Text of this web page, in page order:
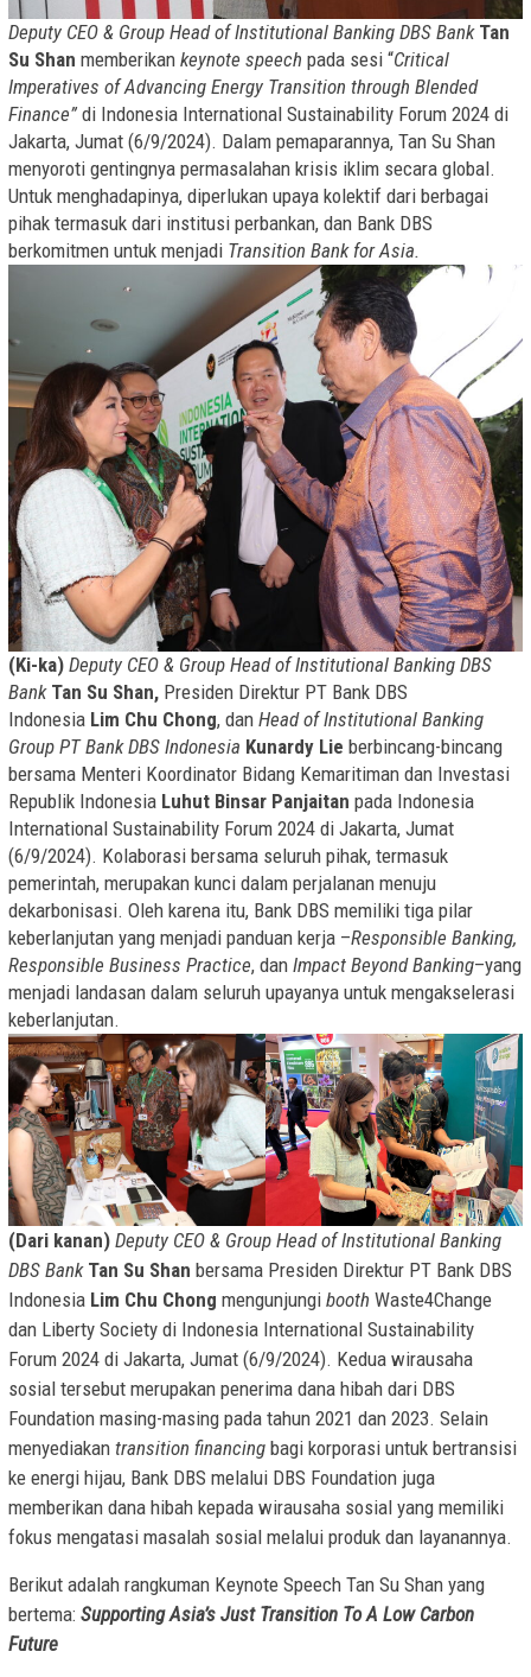
Deputy CEO & Group Head of Institutional Banking DBS Bank Tan
Su Shan memberikan keynote speech pada sesi “Critical
Imperatives of Advancing Energy Transition through Blended
Finance” di Indonesia International Sustainability Forum 2024 di
Jakarta, Jumat (6/9/2024). Dalam pemaparannya, Tan Su Shan
menyoroti gentingnya permasalahan krisis iklim secara global.
Untuk menghadapinya, diperlukan upaya kolektif dari berbagai
pihak termasuk dari institusi perbankan, dan Bank DBS
berkomitmen untuk menjadi Transition Bank for Asia.
(Ki-ka) Deputy CEO & Group Head of Institutional Banking DBS
Bank Tan Su Shan, Presiden Direktur PT Bank DBS
Indonesia Lim Chu Chong, dan Head of Institutional Banking
Group PT Bank DBS Indonesia Kunardy Lie berbincang-bincang
bersama Menteri Koordinator Bidang Kemaritiman dan Investasi
Republik Indonesia Luhut Binsar Panjaitan pada Indonesia
International Sustainability Forum 2024 di Jakarta, Jumat
(6/9/2024). Kolaborasi bersama seluruh pihak, termasuk
pemerintah, merupakan kunci dalam perjalanan menuju
dekarbonisasi. Oleh karena itu, Bank DBS memiliki tiga pilar
keberlanjutan yang menjadi panduan kerja –Responsible Banking,
Responsible Business Practice, dan Impact Beyond Banking–yang
menjadi landasan dalam seluruh upayanya untuk mengakselerasi
keberlanjutan.
(Dari kanan) Deputy CEO & Group Head of Institutional Banking
DBS Bank Tan Su Shan bersama Presiden Direktur PT Bank DBS
Indonesia Lim Chu Chong mengunjungi booth Waste4Change
dan Liberty Society di Indonesia International Sustainability
Forum 2024 di Jakarta, Jumat (6/9/2024). Kedua wirausaha
sosial tersebut merupakan penerima dana hibah dari DBS
Foundation masing-masing pada tahun 2021 dan 2023. Selain
menyediakan transition financing bagi korporasi untuk bertransisi
ke energi hijau, Bank DBS melalui DBS Foundation juga
memberikan dana hibah kepada wirausaha sosial yang memiliki
fokus mengatasi masalah sosial melalui produk dan layanannya.
Berikut adalah rangkuman Keynote Speech Tan Su Shan yang
bertema: Supporting Asia’s Just Transition To A Low Carbon
Future